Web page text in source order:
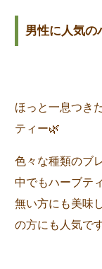
男性に人気の
ほっと一息つき
ティー🌿
色々な種類のブ
中でもハーブテ
無い方にも美味
の方にも人気で